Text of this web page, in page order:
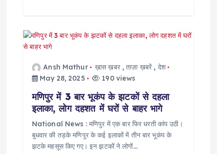
Ansh Mathur ख़ास ख़बर,ताज़ा ख़बरें , देश
May 28, 2025
190 views
मणिपुर में 3 बार भूकंप के झटकों से दहला
इलाका, लोग दहशत में घरों से बाहर भागे
National News : मणिपुर में एक बार फिर धरती कांप उठी।
बुधवार की तड़के मणिपुर के कई इलाकों में तीन बार भूकंप के
झटके महसूस किए गए। इन झटकों ने लोगों…